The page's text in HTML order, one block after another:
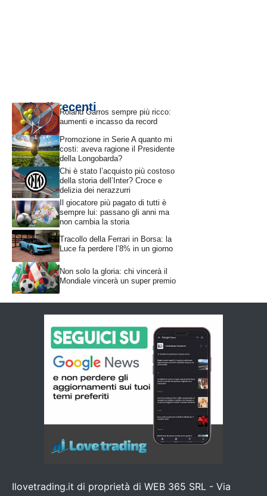
Articoli recentiRoland Garros sempre più ricco:
aumenti e incasso da record
Promozione in Serie A quanto mi
costi: aveva ragione il Presidente
della Longobarda?
Chi è stato l’acquisto più costoso
della storia dell’Inter? Croce e
delizia dei nerazzurri
Il giocatore più pagato di tutti è
sempre lui: passano gli anni ma
non cambia la storia
Tracollo della Ferrari in Borsa: la
Luce fa perdere l’8% in un giorno
Non solo la gloria: chi vincerà il
Mondiale vincerà un super premio
Ilovetrading.it di proprietà di WEB 365 SRL - Via